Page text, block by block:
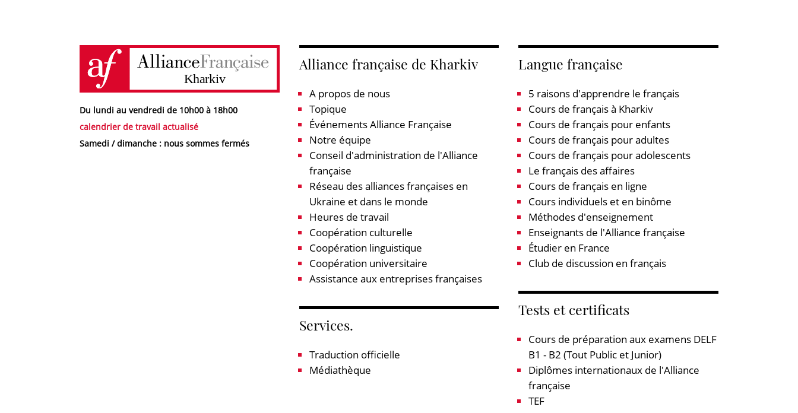
Du lundi au vendredi de 10h00 à 18h00
calendrier de travail actualisé
Samedi / dimanche : nous sommes fermés
Alliance française de Kharkiv
A propos de nous
Topique
Événements Alliance Française
Notre équipe
Conseil d'administration de l'Alliance
française
Réseau des alliances françaises en
Ukraine et dans le monde
Heures de travail
Coopération culturelle
Coopération linguistique
Coopération universitaire
Assistance aux entreprises françaises
Services.
Traduction officielle
Médiathèque
Langue française
5 raisons d'apprendre le français
Cours de français à Kharkiv
Cours de français pour enfants
Cours de français pour adultes
Cours de français pour adolescents
Le français des affaires
Cours de français en ligne
Cours individuels et en binôme
Méthodes d'enseignement
Enseignants de l'Alliance française
Étudier en France
Club de discussion en français
Tests et certificats
Cours de préparation aux examens DELF
B1 - B2 (Tout Public et Junior)
Diplômes internationaux de l'Alliance
française
TEF